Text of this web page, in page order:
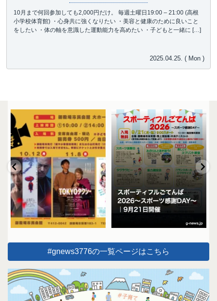
10月まで何回参加しても2,000円だけ。 毎週土曜日19:00 – 21:00 (高根
小学校体育館) ・心身共に強くなりたい ・美容と健康のために良いこと
をしたい ・体の軸を意識した運動能力を高めたい ・子どもと一緒に […]
2025.04.25. ( Mon )
#gnews3776の一覧ページはこちら